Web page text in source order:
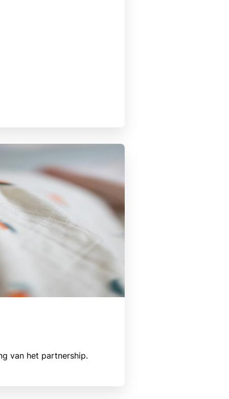
van het partnership.